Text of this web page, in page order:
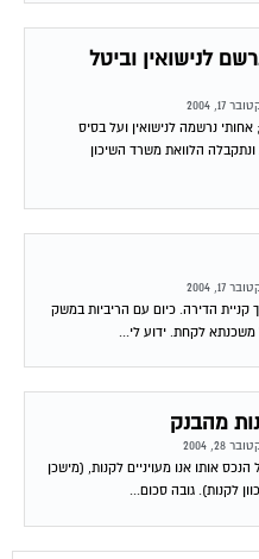
לנישואין וביטל
17, 2004
נרשמה לנישואין ועל בסיס
ונתקבלה הלוואת משרד השיכון
17, 2004
הדירה. כיום עם הריביות במשק
משכנתא לקחת. ידוע לי...
מהבנק
28, 2004
אותו אנו מעויניים לקנות, (מישכן
לקנות). גובה סכום...